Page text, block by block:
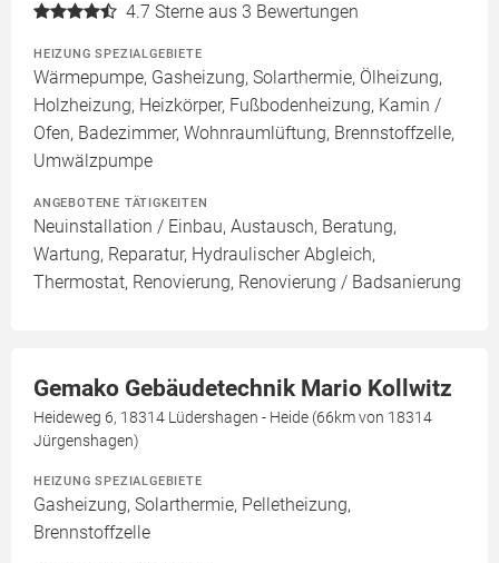
4.7 Sterne aus 3 Bewertungen
HEIZUNG SPEZIALGEBIETE
Wärmepumpe, Gasheizung, Solarthermie, Ölheizung,
Holzheizung, Heizkörper, Fußbodenheizung, Kamin /
Ofen, Badezimmer, Wohnraumlüftung, Brennstoffzelle,
Umwälzpumpe
ANGEBOTENE TÄTIGKEITEN
Neuinstallation / Einbau, Austausch, Beratung,
Wartung, Reparatur, Hydraulischer Abgleich,
Thermostat, Renovierung, Renovierung / Badsanierung
Gemako Gebäudetechnik Mario Kollwitz
Heideweg 6, 18314 Lüdershagen - Heide (66km von 18314
Jürgenshagen)
HEIZUNG SPEZIALGEBIETE
Gasheizung, Solarthermie, Pelletheizung,
Brennstoffzelle